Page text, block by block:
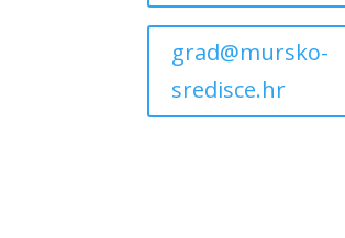
grad@mursko-
sredisce.hr